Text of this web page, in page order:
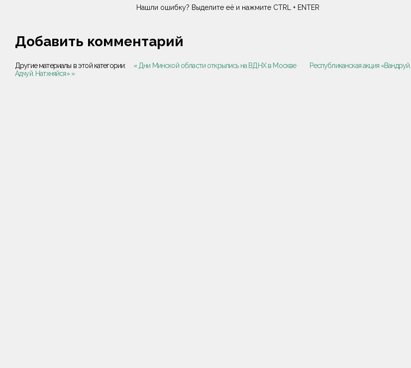
Нашли ошибку? Выделите её и нажмите CTRL + ENTER
Добавить комментарий
Другие материалы в этой категории: « Дни Минской области открылись на ВДНХ в Москве
Республиканская акция «Вандруй.
Адчуй. Натхняйся» »